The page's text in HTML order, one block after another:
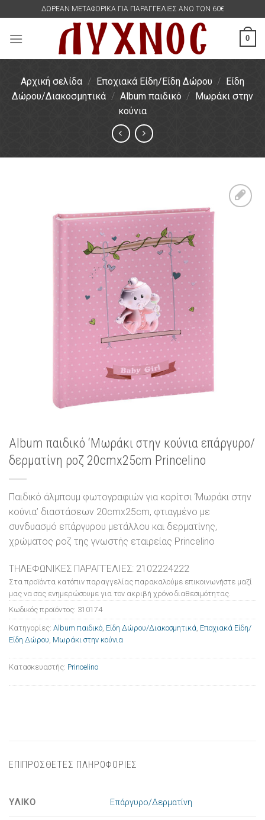
content
ΔΩΡΕΑΝ ΜΕΤΑΦΟΡΙΚΑ ΓΙΑ ΠΑΡΑΓΓΕΛΙΕΣ ΑΝΩ ΤΩΝ 60€
0
Αρχική σελίδα / Εποχιακά Είδη/Είδη Δώρου / Είδη
Δώρου/Διακοσμητικά / Album παιδικό / Μωράκι στην
κούνια
Album παιδικό ‘Μωράκι στην κούνια επάργυρο/
δερματίνη ροζ 20cmx25cm Princelino
Παιδικό άλμπουμ φωτογραφιών για κορίτσι ‘Μωράκι στην
κούνια’ διαστάσεων 20cmx25cm, φτιαγμένο με
συνδυασμό επάργυρου μετάλλου και δερματίνης,
χρώματος ροζ της γνωστής εταιρείας Princelino
ΤΗΛΕΦΩΝΙΚΕΣ ΠΑΡΑΓΓΕΛΙΕΣ: 2102224222
Στα προϊόντα κατόπιν παραγγελίας παρακαλούμε επικοινωνήστε μαζί
μας να σας ενημερώσουμε για τον ακριβή χρόνο διαθεσιμότητας.
Κωδικός προϊόντος: 310174
Κατηγορίες: Album παιδικό Είδη Δώρου/Διακοσμητικά Εποχιακά Είδη/
Είδη Δώρου Μωράκι στην κούνια
Κατασκευαστής: Princelino
ΕΠΙΠΡΟΣΘΕΤΕΣ ΠΛΗΡΟΦΟΡΙΕΣ
ΥΛΙΚΟ Επάργυρο/Δερματίνη